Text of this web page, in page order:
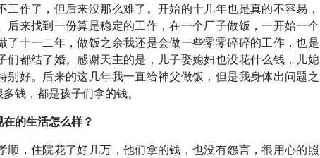
工作了，但后来没那么难了。开始的十几年也是真的不容易，
后来找到一份算是稳定的工作，在一个厂子做饭，一开始一个
了十一二年，做饭之余我还是会做一些零零碎碎的工作，也是
们都结了婚。感谢天主的是，儿子娶媳妇也没花什么钱，儿媳
别好。后来的这几年我一直给神父做饭，但是我身体出问题之
钱，都是孩子们拿的钱。
的生活怎么样？
顺，住院花了好几万，他们拿的钱，也没有怨言，很用心的照